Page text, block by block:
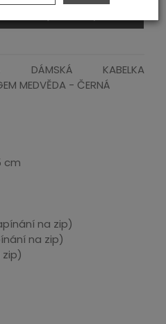
DÁMSKÁ KABELKA
MEDVĚDA - ČERNÁ
cm
na zip)
na zip)